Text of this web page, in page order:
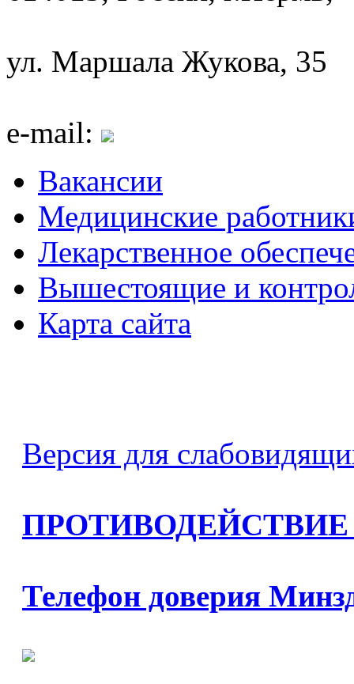
ул. Маршала Жукова, 35
e-mail:
Вакансии
Медицинские
Лекарственное
Вышестоящие и
Карта сайта
Версия для
Телефон доверия